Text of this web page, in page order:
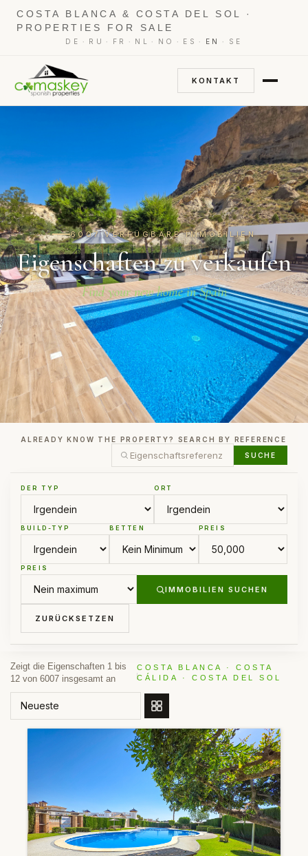
COSTA BLANCA & COSTA DEL SOL ·
PROPERTIES FOR SALE
DE · RU · FR · NL · NO · ES · EN · SE
KONTAKT
6007 VERFÜGBARE IMMOBILIEN
Eigenschaften zu verkaufen
Find your new home in Spain
ALREADY KNOW THE PROPERTY? SEARCH BY REFERENCE
SUCHE
DER TYP ORT
BUILD-TYP BETTEN PREIS
PREIS
IMMOBILIEN SUCHEN
ZURÜCKSETZEN
Zeigt die Eigenschaften 1 bis
12 von 6007 insgesamt an
COSTA BLANCA · COSTA
CÁLIDA · COSTA DEL SOL
SORTIEREN NACH